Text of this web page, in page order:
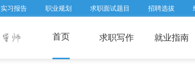
实习报告 职业规划 求职面试题目 招聘选拔
首页 求职写作 就业指南